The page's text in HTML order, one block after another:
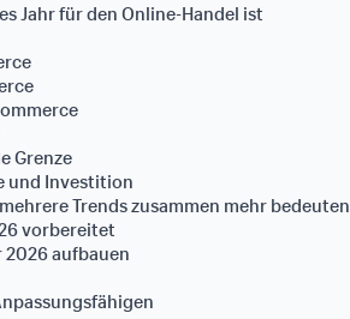
Jahr für den Online-Handel ist
Grenze
und Investition
Trends zusammen mehr bedeuten
vorbereitet
2026 aufbauen